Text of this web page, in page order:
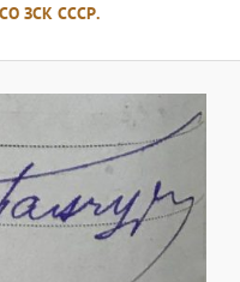
ЗСК СССР.